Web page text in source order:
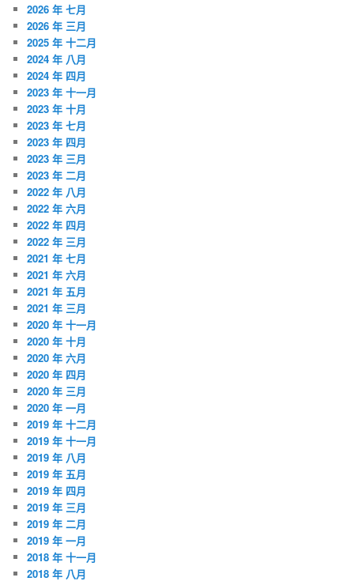
2026 年 七月
2026 年 三月
2025 年 十二月
2024 年 八月
2024 年 四月
2023 年 十一月
2023 年 十月
2023 年 七月
2023 年 四月
2023 年 三月
2023 年 二月
2022 年 八月
2022 年 六月
2022 年 四月
2022 年 三月
2021 年 七月
2021 年 六月
2021 年 五月
2021 年 三月
2020 年 十一月
2020 年 十月
2020 年 六月
2020 年 四月
2020 年 三月
2020 年 一月
2019 年 十二月
2019 年 十一月
2019 年 八月
2019 年 五月
2019 年 四月
2019 年 三月
2019 年 二月
2019 年 一月
2018 年 十一月
2018 年 八月